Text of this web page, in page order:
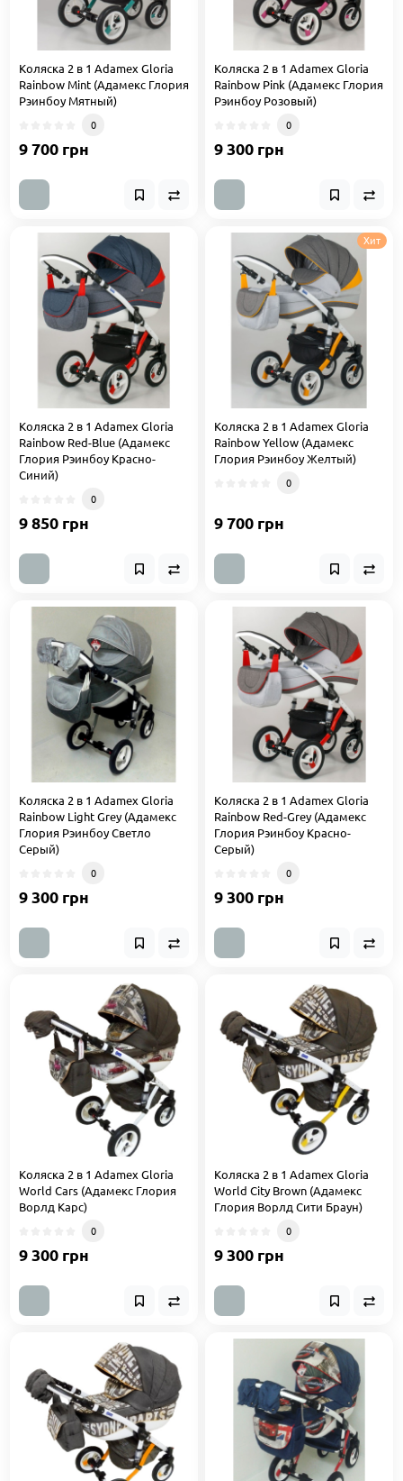
Коляска 2 в 1 Adamex Gloria
Rainbow Mint (Адамекс Глория
Рэинбоу Мятный)
0
9 700 грн
Коляска 2 в 1 Adamex Gloria
Rainbow Pink (Адамекс Глория
Рэинбоу Розовый)
0
9 300 грн
Коляска 2 в 1 Adamex Gloria
Rainbow Red-Blue (Адамекс
Глория Рэинбоу Красно-
Синий)
0
9 850 грн
Хит
Коляска 2 в 1 Adamex Gloria
Rainbow Yellow (Адамекс
Глория Рэинбоу Желтый)
0
9 700 грн
Коляска 2 в 1 Adamex Gloria
Rainbow Light Grey (Адамекс
Глория Рэинбоу Светло
Серый)
0
9 300 грн
Коляска 2 в 1 Adamex Gloria
Rainbow Red-Grey (Адамекс
Глория Рэинбоу Красно-
Серый)
0
9 300 грн
Коляска 2 в 1 Adamex Gloria
World Cars (Адамекс Глория
Ворлд Карс)
0
9 300 грн
Коляска 2 в 1 Adamex Gloria
World City Brown (Адамекс
Глория Ворлд Сити Браун)
0
9 300 грн